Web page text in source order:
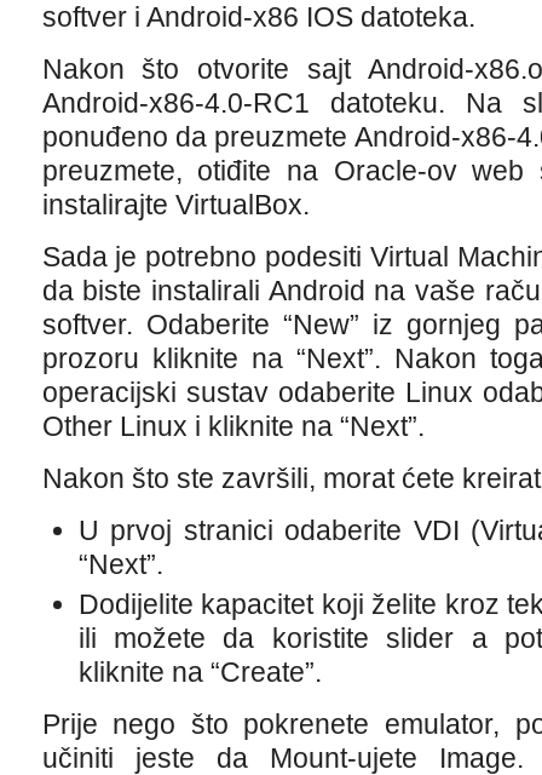
softver i Android-x86 IOS datoteka.
Nakon što otvorite sajt Android-
Android-x86-4.0-RC1 datoteku. Na
ponuđeno da preuzmete Android-x86-
preuzmete, otiđite na Oracle-ov
instalirajte VirtualBox.
Sada je potrebno podesiti Virtual
da biste instalirali Android na vaše
softver. Odaberite “New” iz gornjeg
prozoru kliknite na “Next”. Nakon
operacijski sustav odaberite Linux
Other Linux i kliknite na “Next”.
Nakon što ste završili, morat ćete
U prvoj stranici odaberite VDI
“Next”.
Dodijelite kapacitet koji želite kroz
ili možete da koristite slider a
kliknite na “Create”.
Prije nego što pokrenete emulator,
učiniti jeste da Mount-ujete Image.